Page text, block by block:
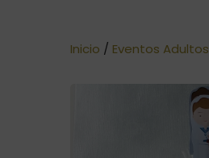
Inicio / Eventos Adultos